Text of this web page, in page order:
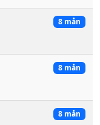
8 mån
8 mån
8 mån